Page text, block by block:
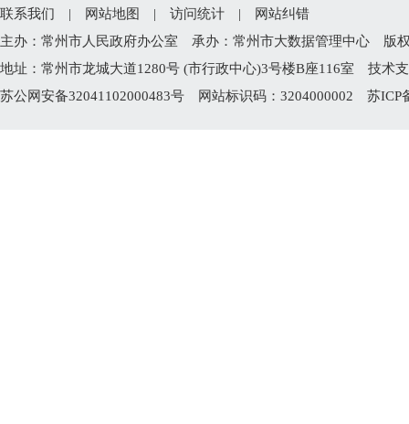
联系我们 | 网站地图 | 访问统计 |
网站纠错
主办：常州市人民政府办公室 承办：常州市大数据管理中心 版
地址：常州市龙城大道1280号 (市行政中心)3号楼B座116室 技术
苏公网安备32041102000483号 网站标识码：3204000002 苏ICP